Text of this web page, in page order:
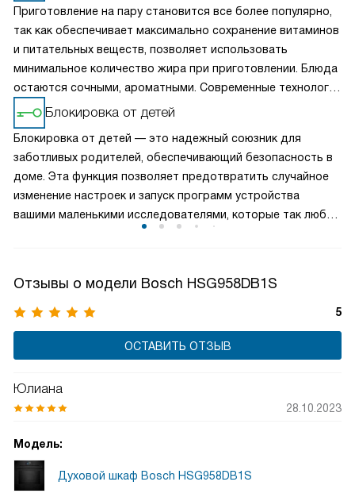
Приготовление на пару становится все более популярно,
так как обеспечивает максимально сохранение витаминов
и питательных веществ, позволяет использовать
минимальное количество жира при приготовлении. Блюда
остаются сочными, ароматными. Современные технологии
дают возможность одновременно готовить нескольких
блюд, не опасаясь, что они приобретут вкус или запах
друг друга.
Блокировка от детей
Блокировка от детей — это надежный союзник для
заботливых родителей, обеспечивающий безопасность в
доме. Эта функция позволяет предотвратить случайное
изменение настроек и запуск программ устройства
вашими маленькими исследователями, которые так любят
Отзывы о модели Bosch HSG958DB1S
5
ОСТАВИТЬ ОТЗЫВ
Юлиана
28.10.2023
Модель:
Духовой шкаф Bosch HSG958DB1S